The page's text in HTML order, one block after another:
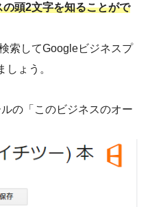
頭2文字を知ることがで
索してGoogleビジネスプ
しょう。
の「このビジネスのオー